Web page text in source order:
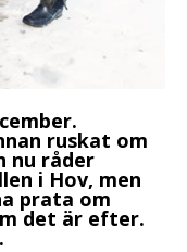
ruskat om
nu råder
i Hov, men
prata om
det är efter.